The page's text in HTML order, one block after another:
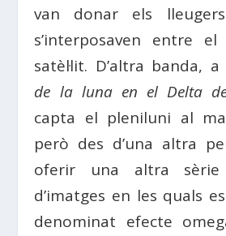
van donar els
s’interposaven entre
satèl·lit. D’altra banda, a
de la luna en el Delta
capta el pleniluni al
però des d’una altra
oferir una altra sèrie
d’imatges en les quals
denominat efecte